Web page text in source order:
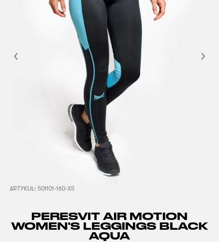
Previous
ARTYKUŁ: 501101-160-XS
PERESVIT AIR MOTION
WOMEN'S LEGGINGS BLACK
AQUA